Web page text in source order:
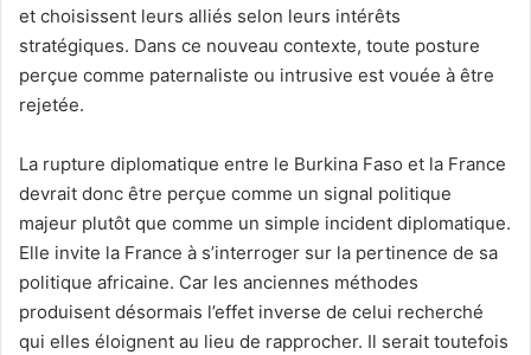
et choisissent leurs alliés selon leurs intérêts
stratégiques. Dans ce nouveau contexte, toute posture
perçue comme paternaliste ou intrusive est vouée à être
rejetée.
La rupture diplomatique entre le Burkina Faso et la France
devrait donc être perçue comme un signal politique
majeur plutôt que comme un simple incident diplomatique.
Elle invite la France à s’interroger sur la pertinence de sa
politique africaine. Car les anciennes méthodes
produisent désormais l’effet inverse de celui recherché
qui elles éloignent au lieu de rapprocher. Il serait toutefois